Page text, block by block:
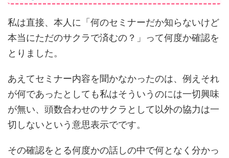
私は直接、本人に「何のセミナーだか知らないけど
本当にただのサクラで済むの？」って何度か確認を
とりました。
あえてセミナー内容を聞かなかったのは、例えそれ
が何であったとしても私はそういうのには一切興味
が無い、頭数合わせのサクラとして以外の協力は一
切しないという意思表示でです。
その確認をとる何度かの話しの中で何となく分かっ